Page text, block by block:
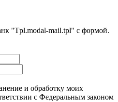
"Tpl.modal-mail.tpl" с формой.
и обработку моих
с Федеральным законом